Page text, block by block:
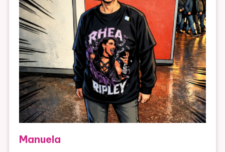
Manuela